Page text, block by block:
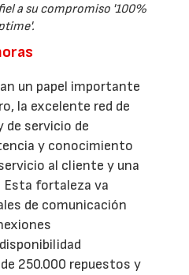
a su compromiso '100%
un papel importante
la excelente red de
de servicio de
y conocimiento
al cliente y una
Esta fortaleza va
de comunicación
250.000 repuestos y